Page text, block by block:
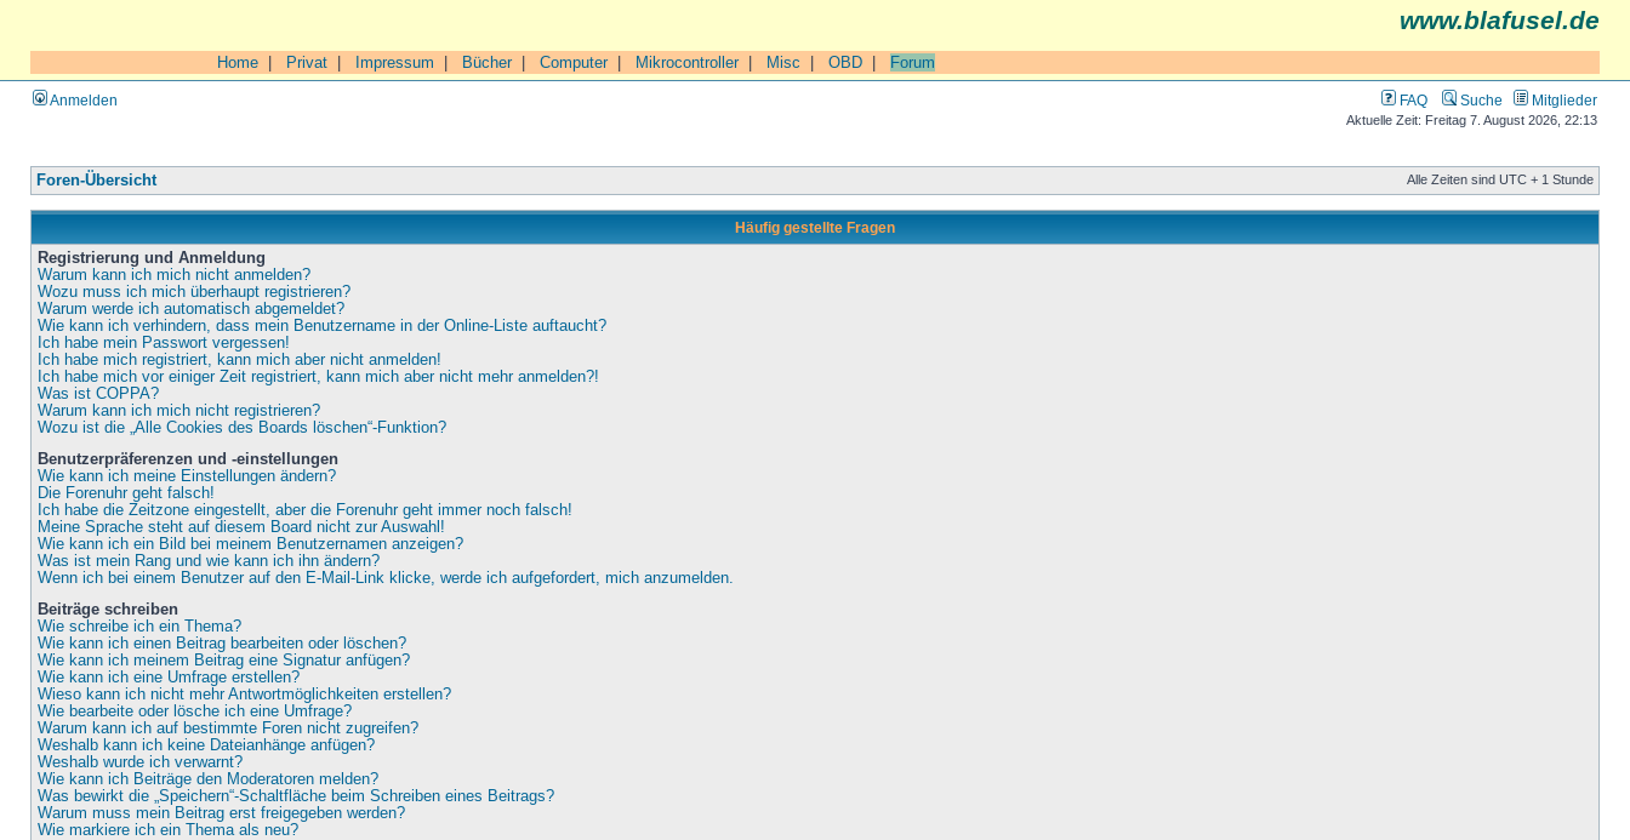
www.blafusel.de
Home Privat Impressum Bücher| Computer| Mikrocontroller| Misc OBD Forum
Anmelden FAQ Suche Mitglieder
Aktuelle Zeit: Freitag 7. August 2026, 22:13
Foren-Übersicht Alle Zeiten sind UTC + 1 Stunde
Häufig gestellte Fragen
Registrierung und Anmeldung
Warum kann ich mich nicht anmelden?
Wozu muss ich mich überhaupt registrieren?
Warum werde ich automatisch abgemeldet?
Wie kann ich verhindern, dass mein Benutzername in der Online-Liste auftaucht?
Ich habe mein Passwort vergessen!
Ich habe mich registriert, kann mich aber nicht anmelden!
Ich habe mich vor einiger Zeit registriert, kann mich aber nicht mehr anmelden?!
Was ist COPPA?
Warum kann ich mich nicht registrieren?
Wozu ist die „Alle Cookies des Boards löschen“-Funktion?
Benutzerpräferenzen und -einstellungen
Wie kann ich meine Einstellungen ändern?
Die Forenuhr geht falsch!
Ich habe die Zeitzone eingestellt, aber die Forenuhr geht immer noch falsch!
Meine Sprache steht auf diesem Board nicht zur Auswahl!
Wie kann ich ein Bild bei meinem Benutzernamen anzeigen?
Was ist mein Rang und wie kann ich ihn ändern?
Wenn ich bei einem Benutzer auf den E-Mail-Link klicke, werde ich aufgefordert, mich anzumelden.
Beiträge schreiben
Wie schreibe ich ein Thema?
Wie kann ich einen Beitrag bearbeiten oder löschen?
Wie kann ich meinem Beitrag eine Signatur anfügen?
Wie kann ich eine Umfrage erstellen?
Wieso kann ich nicht mehr Antwortmöglichkeiten erstellen?
Wie bearbeite oder lösche ich eine Umfrage?
Warum kann ich auf bestimmte Foren nicht zugreifen?
Weshalb kann ich keine Dateianhänge anfügen?
Weshalb wurde ich verwarnt?
Wie kann ich Beiträge den Moderatoren melden?
Was bewirkt die „Speichern“-Schaltfläche beim Schreiben eines Beitrags?
Warum muss mein Beitrag erst freigegeben werden?
Wie markiere ich ein Thema als neu?